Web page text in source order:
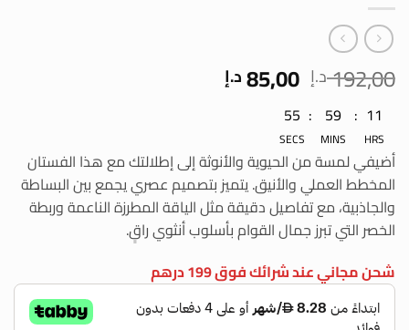
192,00د.إ السعر
الأصلي
هو:
192,00 د.إ.
85,00د.إالسعر
الحالي 11
HRS
:
59
MINS
:
55
SECS
أضيفي لمسة من الحيوية والأنوثة إلى إطلالتك مع هذا الفستان
المخطط العملي والأنيق. يتميز بتصميم عصري يجمع بين البساطة
والجاذبية، مع تفاصيل دقيقة مثل الياقة المطرزة الناعمة وربطة
الخصر التي تبرز جمال القوام بأسلوب أنثوي راقٍ.
شحن مجاني عند شرائك فوق 199 درهم